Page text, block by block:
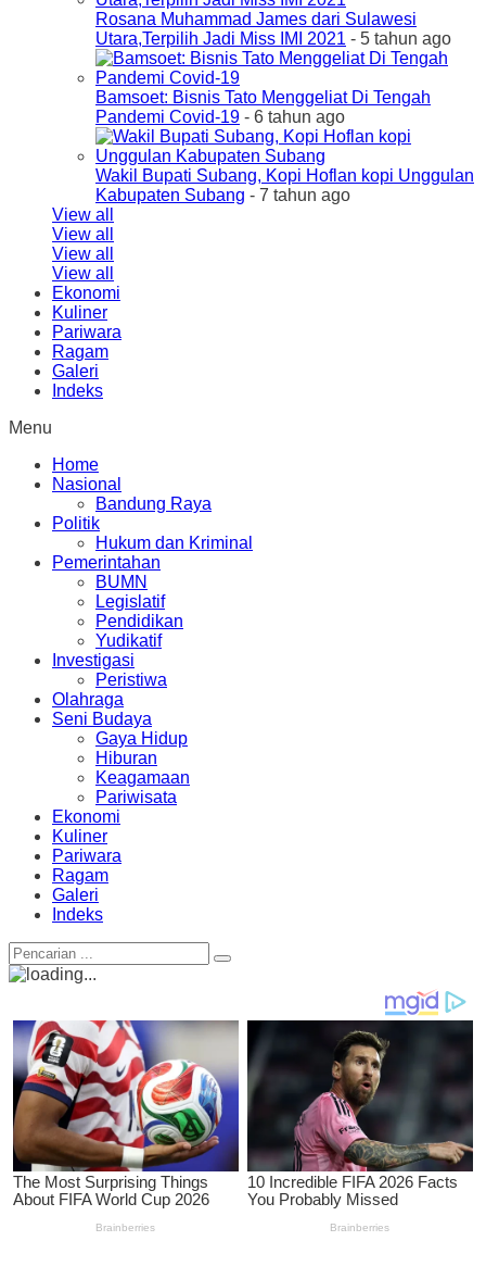
Rosana Muhammad James dari Sulawesi
Utara,Terpilih Jadi Miss IMI 2021 - 5 tahun ago
Bamsoet: Bisnis Tato Menggeliat Di Tengah
Pandemi Covid-19 - 6 tahun ago
Wakil Bupati Subang, Kopi Hoflan kopi Unggulan
Kabupaten Subang - 7 tahun ago
View all
View all
View all
View all
Ekonomi
Kuliner
Pariwara
Ragam
Galeri
Indeks
Menu
Home
Nasional
Bandung Raya
Politik
Hukum dan Kriminal
Pemerintahan
BUMN
Legislatif
Pendidikan
Yudikatif
Investigasi
Peristiwa
Olahraga
Seni Budaya
Gaya Hidup
Hiburan
Keagamaan
Pariwisata
Ekonomi
Kuliner
Pariwara
Ragam
Galeri
Indeks